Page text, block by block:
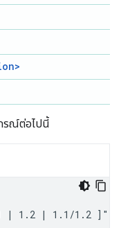
รณ์ต่อไปนี้
1.2 | 1.1/1.2 ]"/>